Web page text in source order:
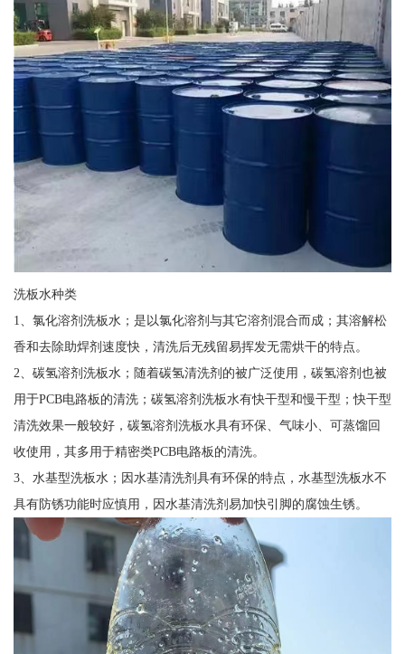
洗板水种类
1、氯化溶剂洗板水；是以氯化溶剂与其它溶剂混合而成；其溶解松
香和去除助焊剂速度快，清洗后无残留易挥发无需烘干的特点。
2、碳氢溶剂洗板水；随着碳氢清洗剂的被广泛使用，碳氢溶剂也被
用于PCB电路板的清洗；碳氢溶剂洗板水有快干型和慢干型；快干型
清洗效果一般较好，碳氢溶剂洗板水具有环保、气味小、可蒸馏回
收使用，其多用于精密类PCB电路板的清洗。
3、水基型洗板水；因水基清洗剂具有环保的特点，水基型洗板水不
具有防锈功能时应慎用，因水基清洗剂易加快引脚的腐蚀生锈。